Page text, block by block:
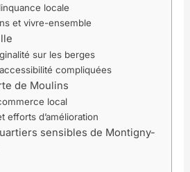
locale
et vivre-ensemble
sur les berges
compliquées
de Moulins
local
efforts d’amélioration
sensibles de Montigny-